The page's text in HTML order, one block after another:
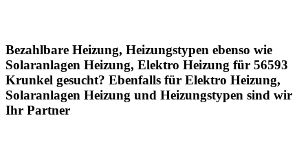
Bezahlbare Heizung, Heizungstypen ebenso wie
Solaranlagen Heizung, Elektro Heizung für 56593
Krunkel gesucht? Ebenfalls für Elektro Heizung,
Solaranlagen Heizung und Heizungstypen sind wir
Ihr Partner